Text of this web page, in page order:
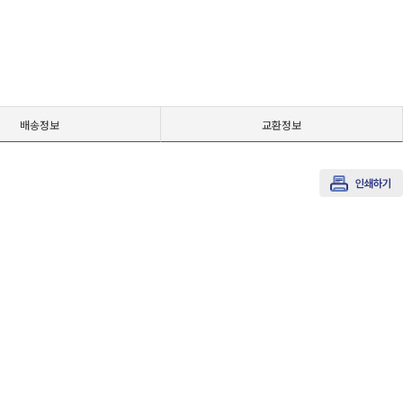
배송정보 교환정보